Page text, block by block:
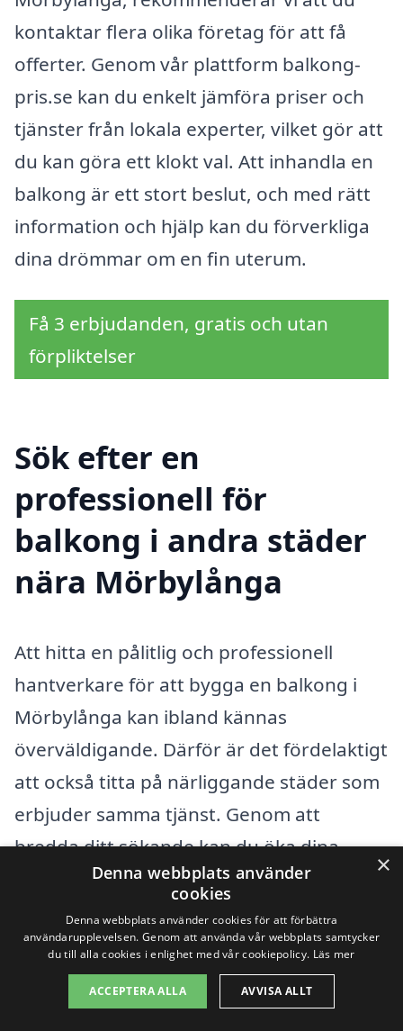
kontaktar flera olika företag för att få
offerter. Genom vår plattform balkong-
pris.se kan du enkelt jämföra priser och
tjänster från lokala experter, vilket gör att
du kan göra ett klokt val. Att inhandla en
balkong är ett stort beslut, och med rätt
information och hjälp kan du förverkliga
dina drömmar om en fin uterum.
Få 3 erbjudanden, gratis och utan
förpliktelser
Sök efter en
professionell för
balkong i andra städer
nära Mörbylånga
Att hitta en pålitlig och professionell
hantverkare för att bygga en balkong i
Mörbylånga kan ibland kännas
överväldigande. Därför är det fördelaktigt
att också titta på närliggande städer som
erbjuder samma tjänst. Genom att
bredda ditt sökande kan du öka dina
chanser att hitta det perfekta företaget
som passar dina behov. Här är några
städer i närheten där du kan leta efter
hjälp med balkongprojekt:
×
Denna webbplats använder
cookies
Denna webbplats använder cookies för att förbättra
användarupplevelsen. Genom att använda vår webbplats samtycker
du till alla cookies i enlighet med vår cookiepolicy. Läs mer
ACCEPTERA ALLA AVVISA ALLT